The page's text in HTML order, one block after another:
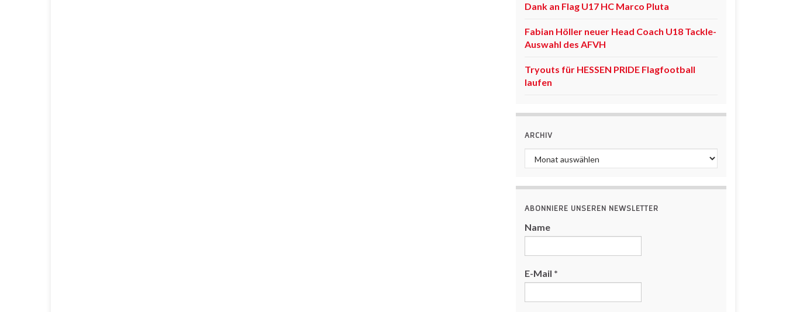
Dank an Flag U17 HC Marco Pluta
Fabian Höller neuer Head Coach U18 Tackle-
Auswahl des AFVH
Tryouts für HESSEN PRIDE Flagfootball
laufen
ARCHIV
Archiv
ABONNIERE UNSEREN NEWSLETTER
Name
E-Mail *